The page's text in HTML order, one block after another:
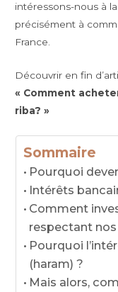
intéressons-nous à
précisément à
France.
Découvrir en fin
« Comment
riba? »
Sommaire
Pourquoi
Intérêts
Comment
respectant
Pourquoi
(haram) ?
Mais alors,